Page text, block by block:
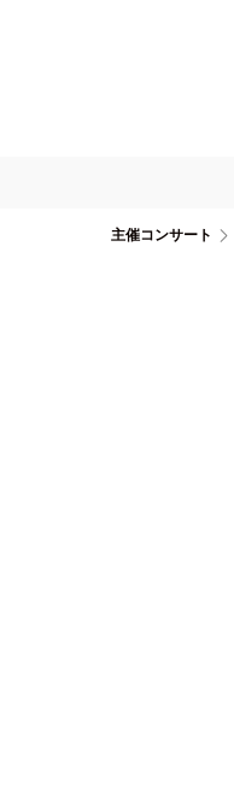
主催コンサート